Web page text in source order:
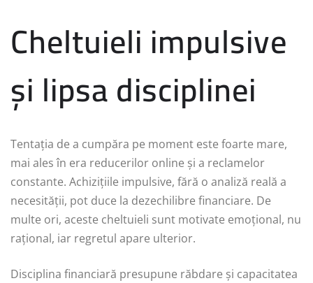
Cheltuieli impulsive
și lipsa disciplinei
Tentația de a cumpăra pe moment este foarte mare,
mai ales în era reducerilor online și a reclamelor
constante. Achizițiile impulsive, fără o analiză reală a
necesității, pot duce la dezechilibre financiare. De
multe ori, aceste cheltuieli sunt motivate emoțional, nu
rațional, iar regretul apare ulterior.
Disciplina financiară presupune răbdare și capacitatea